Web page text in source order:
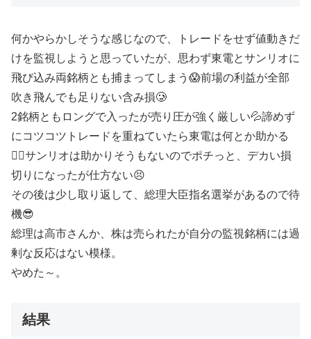
何かやらかしそうな感じなので、トレードをせず値動きだ
けを監視しようと思っていたが、思わず東電とサンリオに
飛び込み両銘柄とも捕まってしまう😱前場の利益が全部
吹き飛んでも足りない含み損🥲
2銘柄ともロングで入ったが売り圧が強く厳しい💦諦めず
にコツコツトレードを重ねていたら東電は何とか助かる
😮‍💨サンリオは助かりそうもないのでポチっと、デカい損
切りになったが仕方ない😣
その後は少し取り返して、総理大臣指名選挙があるので待
機😎
総理は高市さんか、株は売られたが自分の監視銘柄には過
剰な反応はない模様。
やめた～。
結果